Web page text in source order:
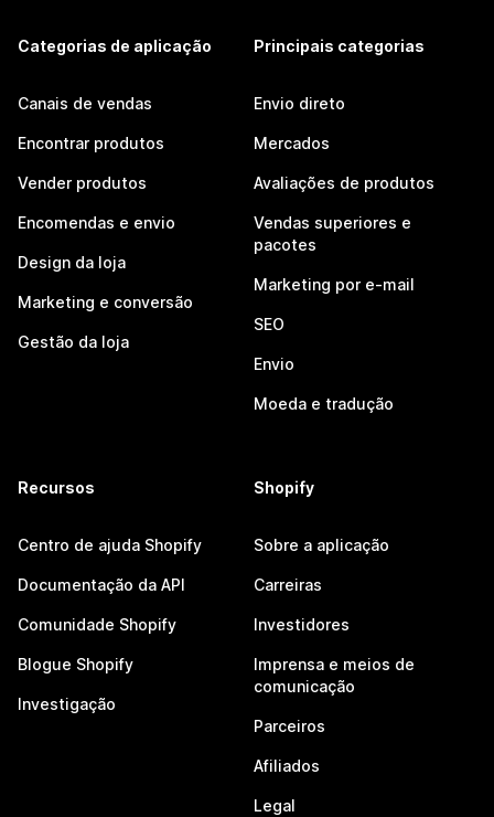
Categorias de aplicação
Canais de vendas
Encontrar produtos
Vender produtos
Encomendas e envio
Design da loja
Marketing e conversão
Gestão da loja
Principais categorias
Envio direto
Mercados
Avaliações de produtos
Vendas superiores e
pacotes
Marketing por e-mail
SEO
Envio
Moeda e tradução
Recursos
Centro de ajuda Shopify
Documentação da API
Comunidade Shopify
Blogue Shopify
Investigação
Shopify
Sobre a aplicação
Carreiras
Investidores
Imprensa e meios de
comunicação
Parceiros
Afiliados
Legal